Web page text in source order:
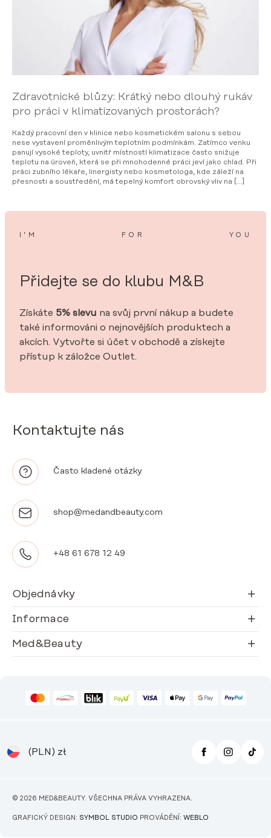
Zdravotnické blůzy: Krátký nebo dlouhý rukáv
pro práci v klimatizovaných prostorách?
Každý pracovní den v klinice nebo kosmetickém salonu s sebou
nese vystavení proměnlivým teplotním podmínkám. Zatímco venku
panují vysoké teploty, uvnitř místností klimatizace často snižuje
teplotu na úroveň, která se při mnohodenné práci jeví jako chlad. Při
práci zubního lékaře, linergisty nebo kosmetologa, kde záleží na
přesnosti a soustředění, má tepelný komfort obrovský vliv na […]
Kontaktujte nás
Často kladené otázky
shop@medandbeauty.com
+48 61 678 12 49
Objednávky
Informace
Med&Beauty
I’M FOR YOU
Přidejte se do klubu M&B
Získáte 5% slevu na svůj první nákup a budete
také informováni o nejnovějších produktech a
akcích. Vytvořte si účet v obchodě a získejte
přístup k záložce Outlet.
(PLN) zł
© 2026 MED&BEAUTY. VŠECHNA PRÁVA VYHRAZENA.
GRAFICKÝ DESIGN: SYMBOL STUDIO PROVÁDĚNÍ: WEBLO